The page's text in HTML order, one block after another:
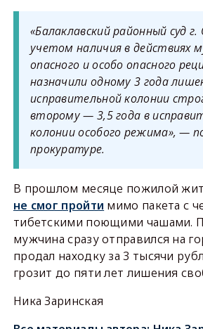
«Балаклавский районный суд
учетом наличия в действиях
опасного и особо опасного
назначили одному 3 года
исправительной колонии
второму — 3,5 года в
колонии особого режима», —
прокуратуре.
В прошлом месяце пожилой
не смог пройти мимо пакета с
тибетскими поющими чашами.
мужчина сразу отправился на
продал находку за 3 тысячи
грозит до пяти лет лишения
Ника Заринская